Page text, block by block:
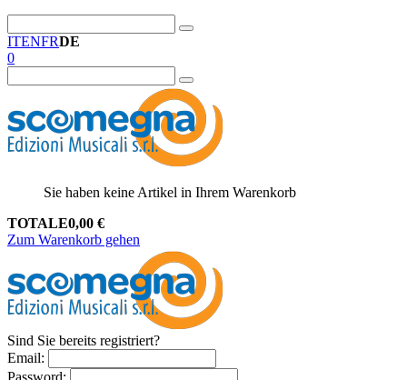
ITENFRDE
0
Sie haben keine Artikel in Ihrem Warenkorb
TOTALE0,00 €
Zum Warenkorb gehen
Sind Sie bereits registriert?
Email:
Password: